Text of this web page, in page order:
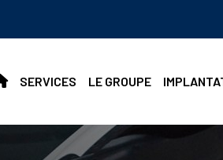
SERVICES LE GROUPE